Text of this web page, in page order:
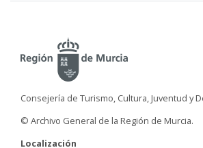
Consejería de Turismo, Cultura, Juventud y
© Archivo General de la Región de Murcia.
Localización